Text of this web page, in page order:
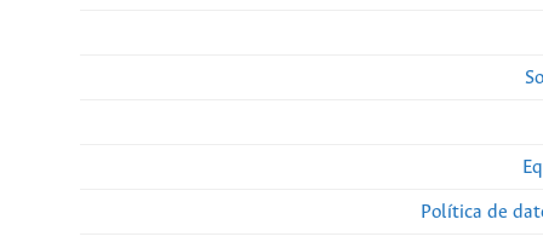
Política de